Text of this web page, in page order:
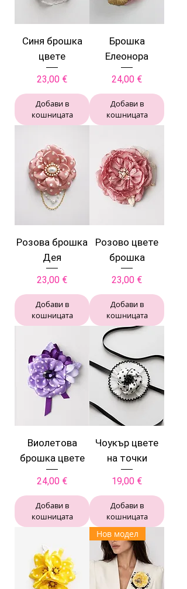
Синя брошка
цвете
Цена
23,00 €
Добави в
кошницата
Брошка
Елеонора
Цена
24,00 €
Добави в
кошницата
Розова брошка
Дея
Цена
23,00 €
Добави в
кошницата
Розово цвете
брошка
Цена
23,00 €
Добави в
кошницата
Виолетова
брошка цвете
Цена
24,00 €
Добави в
кошницата
Чоукър цвете
на точки
Цена
19,00 €
Добави в
кошницата
Нов модел